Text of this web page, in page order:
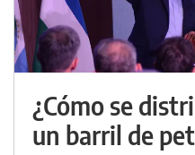
¿Cómo se
un barril de